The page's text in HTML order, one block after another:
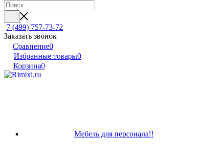
7 (499) 757-73-72
Заказать звонок
Сравнение0
Избранные товары0
Корзина0
Мебель для персонала!!